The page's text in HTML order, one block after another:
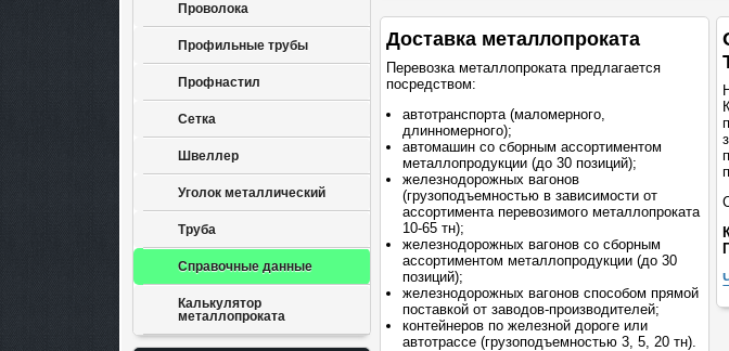
Проволока
Профильные трубы
Профнастил
Сетка
Швеллер
Уголок металлический
Труба
Справочные данные
Калькулятор
металлопроката
Доставка металлопроката
Перевозка металлопроката предлагается
посредством:
автотранспорта (маломерного,
длинномерного);
автомашин со сборным ассортиментом
металлопродукции (до 30 позиций);
железнодорожных вагонов
(грузоподъемностью в зависимости от
ассортимента перевозимого металлопроката
10-65 тн);
железнодорожных вагонов со сборным
ассортиментом металлопродукции (до 30
позиций);
железнодорожных вагонов способом прямой
поставкой от заводов-производителей;
контейнеров по железной дороге или
автотрассе (грузоподъемностью 3, 5, 20 тн).